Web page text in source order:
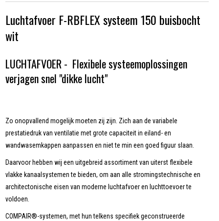
Luchtafvoer F-RBFLEX systeem 150 buisbocht
wit
LUCHTAFVOER - Flexibele systeemoplossingen
verjagen snel "dikke lucht"
Zo onopvallend mogelijk moeten zij zijn. Zich aan de variabele
prestatiedruk van ventilatie met grote capaciteit in eiland- en
wandwasemkappen aanpassen en niet te min een goed figuur slaan.
Daarvoor hebben wij een uitgebreid assortiment van uiterst flexibele
vlakke kanaalsystemen te bieden, om aan alle stromingstechnische en
architectonische eisen van moderne luchtafvoer en luchttoevoer te
voldoen.
COMPAIR®-systemen, met hun telkens specifiek geconstrueerde